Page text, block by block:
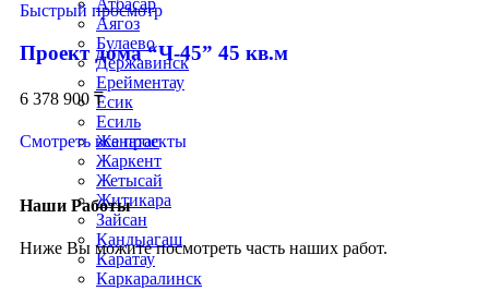
Атбасар
Аягоз
Булаево
Державинск
Ерейментау
Есик
Есиль
Жанатас
Жаркент
Жетысай
Житикара
Зайсан
Кандыагаш
Каратау
Каркаралинск
Быстрый просмотр
Проект дома “Ч-45” 45 кв.м
6 378 900 ₸
Смотреть все проекты
Наши Работы
Ниже Вы можите посмотреть часть наших работ.